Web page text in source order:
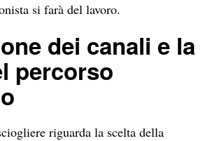
si farà del lavoro.
dei canali e la
percorso
riguarda la scelta della